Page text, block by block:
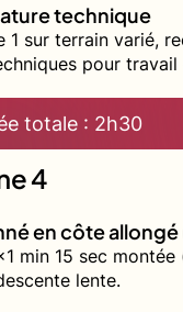
technique
1 sur terrain varié,
pour travail
totale : 2h30
4
en côte
min 15 sec montée
lente.